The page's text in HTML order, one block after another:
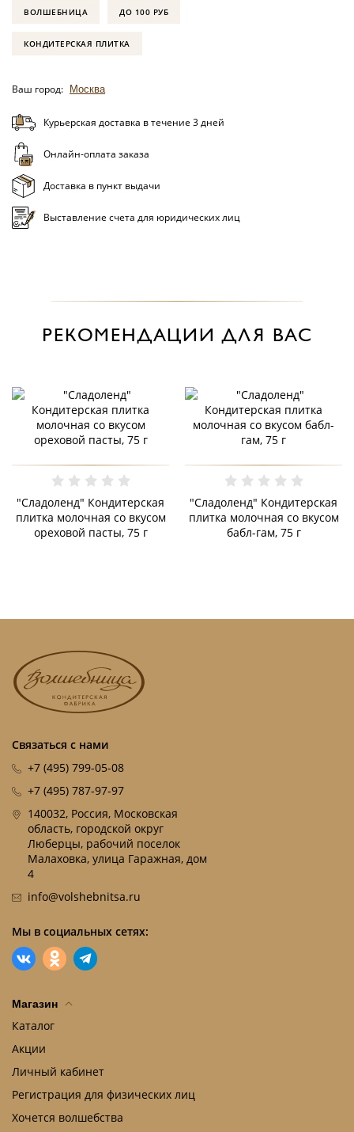
ВОЛШЕБНИЦА ДО 100 РУБ
КОНДИТЕРСКАЯ ПЛИТКА
Ваш город: Москва
Курьерская доставка в течение 3 дней
Онлайн-оплата заказа
Доставка в пункт выдачи
Выставление счета для юридических лиц
РЕКОМЕНДАЦИИ ДЛЯ ВАС
"Сладоленд" Кондитерская
плитка молочная со вкусом
ореховой пасты, 75 г
"Сладоленд" Кондитерская
плитка молочная со вкусом
бабл-гам, 75 г
Связаться с нами
+7 (495) 799-05-08
+7 (495) 787-97-97
140032, Россия, Московская
область, городской округ
Люберцы, рабочий поселок
Малаховка, улица Гаражная, дом
4
info@volshebnitsa.ru
Мы в социальных сетях:
Магазин
Каталог
Акции
Личный кабинет
Регистрация для физических лиц
Хочется волшебства